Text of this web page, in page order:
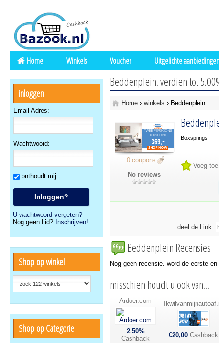
Home Winkels Voucher Uitgelichte aanbiedingen
inloggen
Email Adres:
Wachtwoord:
onthoudt mij
U wachtwoord vergeten?
Nog geen Lid? Inschrijven!
Shop op winkel
Shop op Categorie
Beddenplein. verdien tot
Home › winkels › Beddenplein
0 coupons
No reviews
Boxsprings
Voeg
deel de Link:
Beddenplein Recensies
Nog geen recensie. word de eerste
misschien houdt u ook van...
Ardoer.com
2.50%
Cashback
€20,00 Cashback